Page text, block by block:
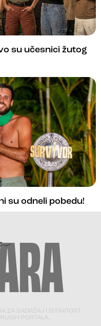
su učesnici žutog
su odneli pobedu!
ZA SADRŽAJ I ISTINITOST
PORTALA.